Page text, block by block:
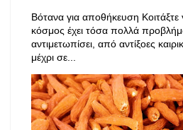
Βότανα για αποθήκευση
κόσμος έχει τόσα πολλά
αντιμετωπίσει, από αντίξοες
μέχρι σε...